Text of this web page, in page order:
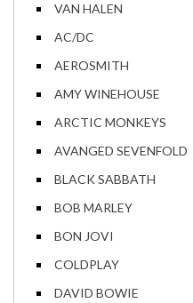
VAN HALEN
AC/DC
AEROSMITH
AMY WINEHOUSE
ARCTIC MONKEYS
AVANGED SEVENFOLD
BLACK SABBATH
BOB MARLEY
BON JOVI
COLDPLAY
DAVID BOWIE